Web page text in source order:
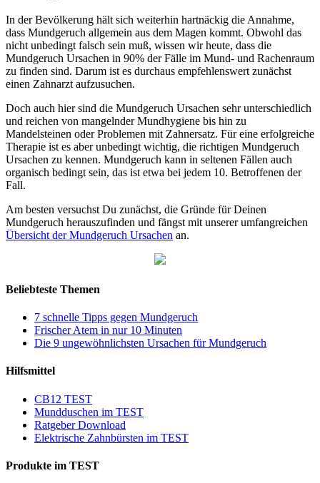
In der Bevölkerung hält sich weiterhin hartnäckig die Annahme,
dass Mundgeruch allgemein aus dem Magen kommt. Obwohl das
nicht unbedingt falsch sein muß, wissen wir heute, dass die
Mundgeruch Ursachen in 90% der Fälle im Mund- und Rachenraum
zu finden sind. Darum ist es durchaus empfehlenswert zunächst
einen Zahnarzt aufzusuchen.
Doch auch hier sind die Mundgeruch Ursachen sehr unterschiedlich
und reichen von mangelnder Mundhygiene bis hin zu
Mandelsteinen oder Problemen mit Zahnersatz. Für eine erfolgreiche
Therapie ist es aber unbedingt wichtig, die richtigen Mundgeruch
Ursachen zu kennen. Mundgeruch kann in seltenen Fällen auch
organisch bedingt sein, das ist etwa bei jedem 10. Betroffenen der
Fall.
Am besten versuchst Du zunächst, die Gründe für Deinen
Mundgeruch herauszufinden und fängst mit unserer umfangreichen
Übersicht der Mundgeruch Ursachen an.
Beliebteste Themen
7 schnelle Tipps gegen Mundgeruch
Frischer Atem in nur 10 Minuten
Die 9 ungewöhnlichsten Ursachen für Mundgeruch
Hilfsmittel
CB12 TEST
Mundduschen im TEST
Ratgeber Download
Elektrische Zahnbürsten im TEST
Produkte im TEST